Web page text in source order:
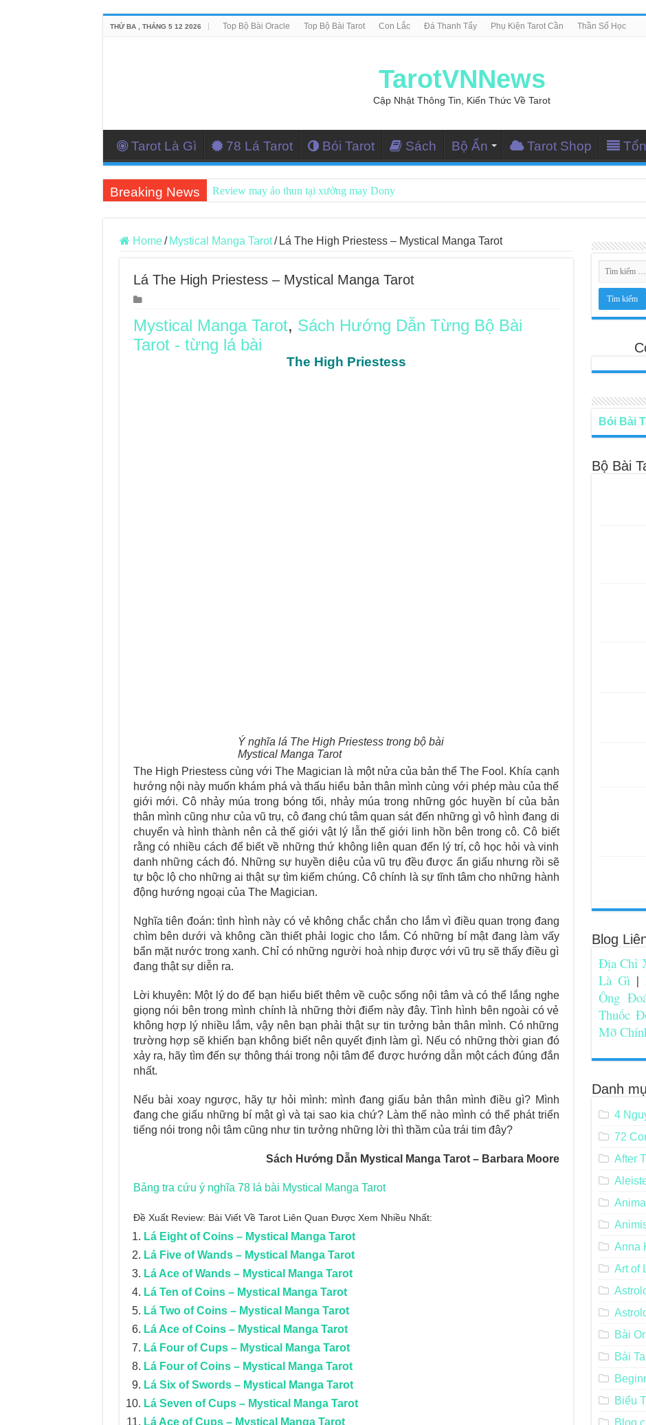
THỨ BA , THÁNG 5 12 2026 Top Bộ Bài Oracle Top Bộ Bài Tarot Con Lắc Đá Thanh Tẩy Phụ Kiện Tarot Cần Thần Số Học
TarotVNNews
Cập Nhật Thông Tin, Kiến Thức Về Tarot
Tarot Là Gì 78 Lá Tarot Bói Tarot Sách Bộ Ẩn Tarot Shop
Breaking News
Review may áo thun tại xưởng may Dony
Konxari Cards – Trải Nghiệm Kết Nối Với Thế Giới Tâm Linh
Journey Of Love Oracle – Lá Số 70: Heaven
Journey Of Love Oracle – Lá Số 68: Drop Into Your Heart
Journey Of Love Oracle – Lá Số 67: The Swan
Home / Mystical Manga Tarot / Lá The High Priestess – Mystical Manga Tarot
Lá The High Priestess – Mystical Manga Tarot
Mystical Manga Tarot, Sách Hướng Dẫn Từng Bộ Bài
Tarot - từng lá bài
The High Priestess
Ý nghĩa lá The High Priestess trong bộ bài
Mystical Manga Tarot
The High Priestess cùng với The Magician là một nửa của bản thể The Fool. Khía cạnh
hướng nội này muốn khám phá và thấu hiểu bản thân mình cùng với phép màu của thế
giới mới. Cô nhảy múa trong bóng tối, nhảy múa trong những góc huyền bí của bản
thân mình cũng như của vũ trụ, cô đang chú tâm quan sát đến những gì vô hình đang di
chuyển và hình thành nên cả thế giới vật lý lẫn thế giới linh hồn bên trong cô. Cô biết
rằng có nhiều cách để biết về những thứ không liên quan đến lý trí, cô học hỏi và vinh
danh những cách đó. Những sự huyền diệu của vũ trụ đều được ẩn giấu nhưng rồi sẽ
tự bộc lộ cho những ai thật sự tìm kiếm chúng. Cô chính là sự tĩnh tâm cho những hành
động hướng ngoại của The Magician.
Nghĩa tiên đoán: tình hình này có vẻ không chắc chắn cho lắm vì điều quan trọng đang
chìm bên dưới và không cần thiết phải logic cho lắm. Có những bí mật đang làm vấy
bẩn mặt nước trong xanh. Chỉ có những người hoà nhịp được với vũ trụ sẽ thấy điều gì
đang thật sự diễn ra.
Lời khuyên: Một lý do để bạn hiểu biết thêm về cuộc sống nội tâm và có thể lắng nghe
giọng nói bên trong mình chính là những thời điểm này đây. Tình hình bên ngoài có vẻ
không hợp lý nhiều lắm, vậy nên bạn phải thật sự tin tưởng bản thân mình. Có những
trường hợp sẽ khiến bạn không biết nên quyết định làm gì. Nếu có những thời gian đó
xảy ra, hãy tìm đến sự thông thái trong nội tâm để được hướng dẫn một cách đúng đắn
nhất.
Nếu bài xoay ngược, hãy tự hỏi mình: mình đang giấu bản thân mình điều gì? Mình
đang che giấu những bí mật gì và tại sao kia chứ? Làm thế nào mình có thể phát triển
tiếng nói trong nội tâm cũng như tin tưởng những lời thì thầm của trái tim đây?
Sách Hướng Dẫn Mystical Manga Tarot – Barbara Moore
Bảng tra cứu ý nghĩa 78 lá bài Mystical Manga Tarot
Đề Xuất Review: Bài Viết Về Tarot Liên Quan Được Xem Nhiều Nhất:
Lá Eight of Coins – Mystical Manga Tarot
Lá Five of Wands – Mystical Manga Tarot
Lá Ace of Wands – Mystical Manga Tarot
Lá Ten of Coins – Mystical Manga Tarot
Lá Two of Coins – Mystical Manga Tarot
Lá Ace of Coins – Mystical Manga Tarot
Lá Four of Cups – Mystical Manga Tarot
Lá Four of Coins – Mystical Manga Tarot
Lá Six of Swords – Mystical Manga Tarot
Lá Seven of Cups – Mystical Manga Tarot
Lá Ace of Cups – Mystical Manga Tarot
Bói Bài
Bộ Bài
Blog
Địa Chỉ
Là Gì|
Ông
Thuốc
Mỡ
Danh
4
72
After
Anna
Art of
Bài
Bài
Biểu